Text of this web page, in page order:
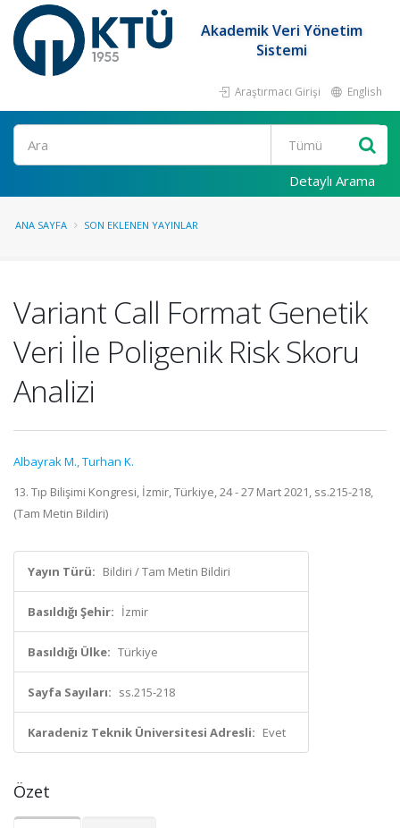
Akademik Veri Yönetim
Sistemi
Araştırmacı Girişi English
Ara
Detaylı Arama
ANA SAYFA SON EKLENEN YAYINLAR
Variant Call Format Genetik
Veri İle Poligenik Risk Skoru
Analizi
Albayrak M.,Turhan K.
13. Tıp Bilişimi Kongresi, İzmir, Türkiye, 24 - 27 Mart 2021, ss.215-218,
(Tam Metin Bildiri)
Yayın Türü: Bildiri / Tam Metin Bildiri
Basıldığı Şehir: İzmir
Basıldığı Ülke: Türkiye
Sayfa Sayıları: ss.215-218
Karadeniz Teknik Üniversitesi Adresli: Evet
Özet